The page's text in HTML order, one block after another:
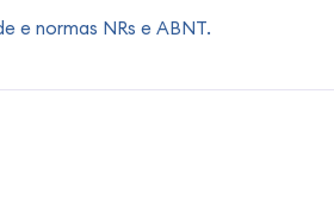
e normas NRs e ABNT.